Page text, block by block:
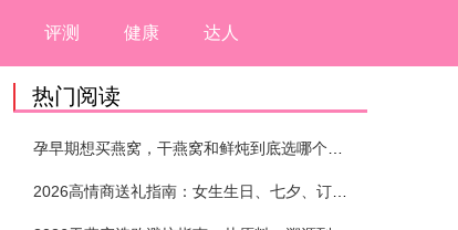
评测 健康 达人
热门阅读